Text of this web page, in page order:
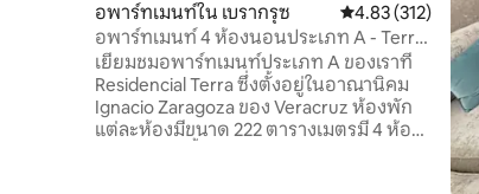
อพาร์ทเมนท์ใน เบรากรุซ คะแนนเฉลี่ย 4.83
4.83 (312)
อพาร์ทเมนท์ 4 ห้องนอนประเภท A - Terra
Residencial
เยี่ยมชมอพาร์ทเมนท์ประเภท A ของเราที่
Residencial Terra ซึ่งตั้งอยู่ในอาณานิคม
Ignacio Zaragoza ของ Veracruz ห้องพัก
แต่ละห้องมีขนาด 222 ตารางเมตรมี 4 ห้อง